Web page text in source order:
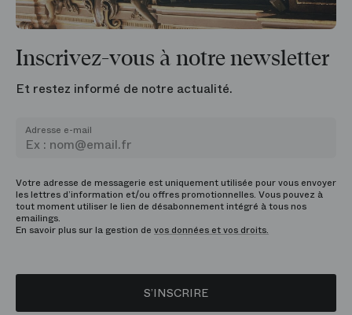
Inscrivez-vous à notre newsletter
Et restez informé de notre actualité.
Adresse e-mail
Votre adresse de messagerie est uniquement utilisée pour vous envoyer
les lettres d’information et/ou offres promotionnelles. Vous pouvez à
tout moment utiliser le lien de désabonnement intégré à tous nos
emailings.
En savoir plus sur la gestion de vos données et vos droits.
S’INSCRIRE